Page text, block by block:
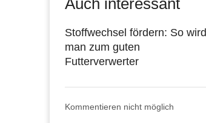
Stoffwechsel fördern: So wird
man zum guten
Futterverwerter
Kommentieren nicht möglich